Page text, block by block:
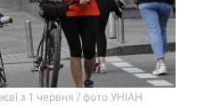
з 1 червня / фото УНІАН